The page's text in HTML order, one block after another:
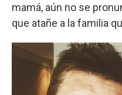
mamá, aún no se
que atañe a la familia